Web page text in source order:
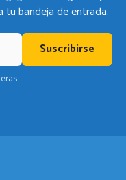
bandeja de entrada.
Suscribirse